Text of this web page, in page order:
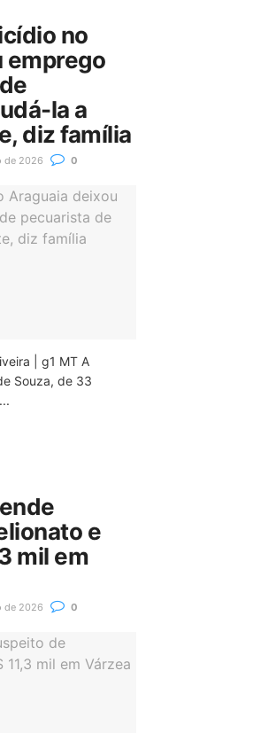
no
emprego
la a
diz família
de 2026 0
| g1 MT A
Souza, de 33
e
mil em
de 2026 0